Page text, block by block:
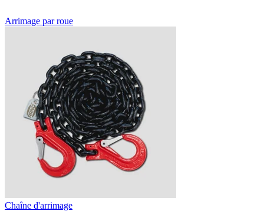
Arrimage par roue
Chaîne d'arrimage